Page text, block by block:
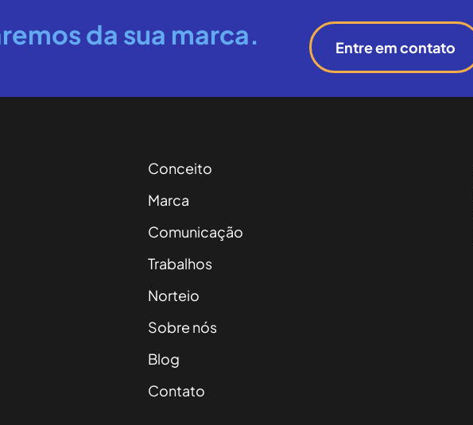
da sua marca. Entre em contato
Conceito
Marca
Comunicação
Trabalhos
Norteio
Sobre nós
Blog
Contato